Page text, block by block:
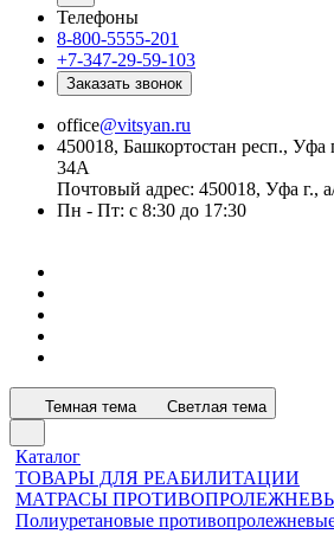
Телефоны
8-800-5555-201
+7-347-29-59-103
Заказать звонок
office@vitsyan.ru
450018, Башкортостан респ., Уфа
34А
Почтовый адрес: 450018, Уфа г.,
Пн - Пт: с 8:30 до 17:30
Темная тема Светлая тема
Каталог
ТОВАРЫ ДЛЯ РЕАБИЛИТАЦИИ
МАТРАСЫ
Полиуретановые